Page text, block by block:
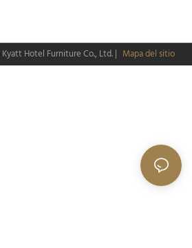
Kyatt Hotel Furniture Co., Ltd.| Mapa del sitio